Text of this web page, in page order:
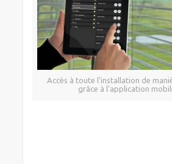
Accès à toute l’installation de
grâce à l’application